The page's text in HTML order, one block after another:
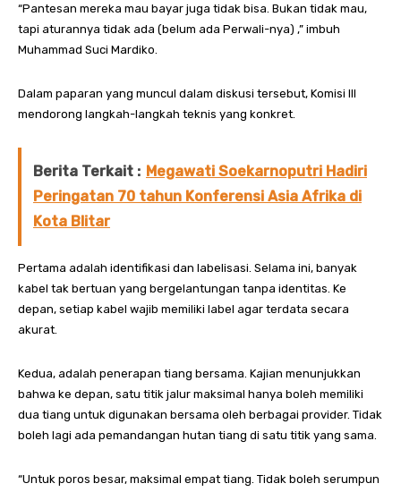
“Pantesan mereka mau bayar juga tidak bisa. Bukan tidak mau,
tapi aturannya tidak ada (belum ada Perwali-nya) ,” imbuh
Muhammad Suci Mardiko.
Dalam paparan yang muncul dalam diskusi tersebut, Komisi III
mendorong langkah-langkah teknis yang konkret.
Berita Terkait : Megawati Soekarnoputri Hadiri
Peringatan 70 tahun Konferensi Asia Afrika di
Kota Blitar
Pertama adalah identifikasi dan labelisasi. Selama ini, banyak
kabel tak bertuan yang bergelantungan tanpa identitas. Ke
depan, setiap kabel wajib memiliki label agar terdata secara
akurat.
Kedua, adalah penerapan tiang bersama. Kajian menunjukkan
bahwa ke depan, satu titik jalur maksimal hanya boleh memiliki
dua tiang untuk digunakan bersama oleh berbagai provider. Tidak
boleh lagi ada pemandangan hutan tiang di satu titik yang sama.
“Untuk poros besar, maksimal empat tiang. Tidak boleh serumpun